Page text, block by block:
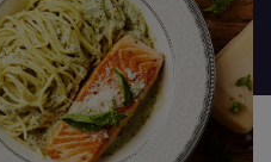
สำหรับ
recipe
นี้